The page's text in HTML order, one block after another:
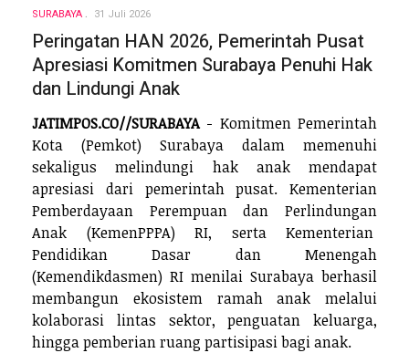
SURABAYA 31 Juli 2026
Peringatan HAN 2026, Pemerintah Pusat
Apresiasi Komitmen Surabaya Penuhi Hak
dan Lindungi Anak
JATIMPOS.CO//SURABAYA- Komitmen Pemerintah
Kota (Pemkot) Surabaya dalam memenuhi
sekaligus melindungi hak anak mendapat
apresiasi dari pemerintah pusat. Kementerian
Pemberdayaan Perempuan dan Perlindungan
Anak (KemenPPPA) RI, serta Kementerian
Pendidikan Dasar dan Menengah
(Kemendikdasmen) RI menilai Surabaya berhasil
membangun ekosistem ramah anak melalui
kolaborasi lintas sektor, penguatan keluarga,
hingga pemberian ruang partisipasi bagi anak.